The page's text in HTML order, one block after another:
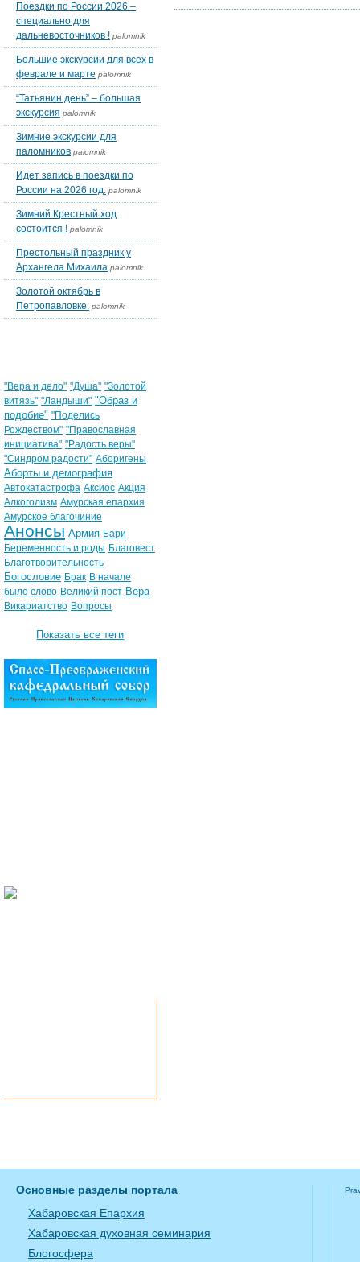
Поездки по России 2026 –
специально для
дальневосточников ! palomnik
Большие экскурсии для всех в
феврале и марте palomnik
“Татьянин день” – большая
экскурсия palomnik
Зимние экскурсии для
паломников palomnik
Идет запись в поездки по
России на 2026 год. palomnik
Зимний Крестный ход
состоится ! palomnik
Престольный праздник у
Архангела Михаила palomnik
Золотой октябрь в
Петропавловке. palomnik
"Вера и дело" "Душа" "Золотой
витязь" "Ландыши" "Образ и
подобие" "Поделись
Рождеством" "Православная
инициатива" "Радость веры"
"Синдром радости" Аборигены
Аборты и демография
Автокатастрофа Аксиос Акция
Алкоголизм Амурская епархия
Амурское благочиние
Анонсы Армия Бари
Беременность и роды Благовест
Благотворительность
Богословие Брак В начале
было слово Великий пост Вера
Викариатство Вопросы
Показать все теги
Основные разделы портала
Хабаровская Епархия
Хабаровская духовная семинария
Блогосфера